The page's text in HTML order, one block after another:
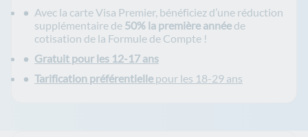
Avec la carte Visa Premier, bénéficiez d’une réduction
supplémentaire de 50% la première année de
cotisation de la Formule de Compte !
Gratuit pour les 12-17 ans
Tarification préférentielle pour les 18-29 ans